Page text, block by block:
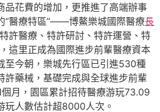
品花費的增加，更推進了高端辦事
“醫療特區”——博鰲樂城國際醫療長
許醫療、特許研討、特許運營、特
這里正成為國際進步前輩醫療資本
至今朝，樂城先行區已引進530種
許藥械，基礎完成與全球進步前輩
個月，園區累計招待醫療游玩73.09
玩人數估計超8000人次。